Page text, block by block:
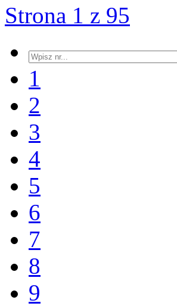
Strona 1 z 95
1
2
3
4
5
6
7
8
9